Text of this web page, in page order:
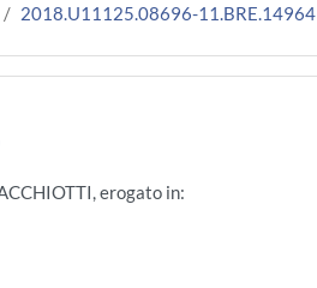
2018.U11125.08696-11.BRE.14964
erogato in: